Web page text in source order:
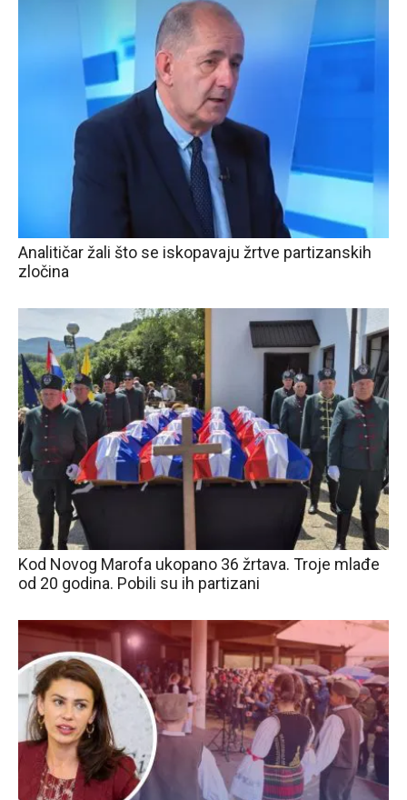
Analitičar žali što se iskopavaju žrtve partizanskih
zločina
Kod Novog Marofa ukopano 36 žrtava. Troje mlađe
od 20 godina. Pobili su ih partizani